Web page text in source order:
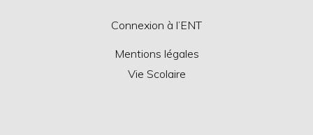
Connexion à l’ENT
Mentions légales
Vie Scolaire